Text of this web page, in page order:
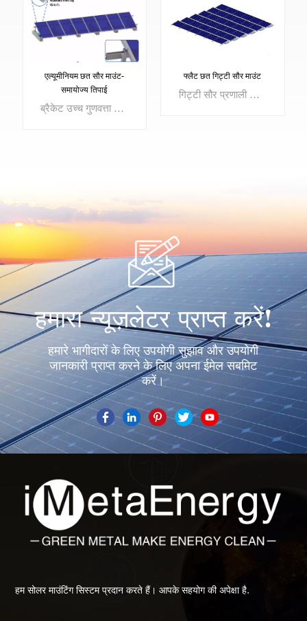
एल्यूमीनियम छत सौर माउंट-
समायोज्य तिपाई
ब्रैकेट उच्च गुणवत्ता वाली मुख्य सामग्री, उन्नत एनोडाइज्ड एल्यूमीनियम AL6500-T5 से बना है, और सतह 12-15MIC के साथ एनोडाइज्ड है। इसका उत्कृष्ट जंग-रोधी और जंग-रोधी प्रदर्शन इसकी 30 साल की सेवा जीवन की गारंटी देता है। साथ ही, एल्यूमीनियम की हल्की विशेषताएं छत के भार को कम करती हैं, जिससे यह सुरक्षित और विश्वसनीय हो जाती है
और अधिक जानें
फ्लैट छत गिट्टी सौर माउंट
गिट्टी सौर प्रणाली कोणीय छतों और फर्शों के लिए उपयुक्त है, और यह नई गिट्टी संरचना हल्की, लचीली और मजबूत है। इकट्ठा करना आसान है
हमारा न्यूज़लेटर प्राप्त करें!
हमारे भागीदारों के लिए उपयोगी सुझाव और उपयोगी
जानकारी प्राप्त करने के लिए अपना ईमेल सबमिट
करें।
हम सोलर माउंटिंग सिस्टम प्रदान करते हैं। आपके सहयोग की अपेक्षा है.